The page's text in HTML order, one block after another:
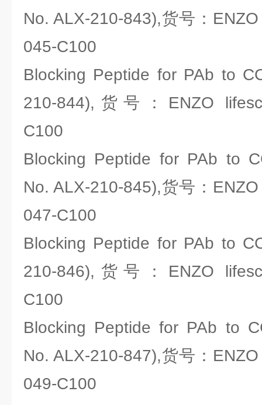
No. ALX-210-843),货号：
045-C100
Blocking Peptide for PAb to
210-844),货号：ENZO
C100
Blocking Peptide for PAb to
No. ALX-210-845),货号：
047-C100
Blocking Peptide for PAb to
210-846),货号：ENZO
C100
Blocking Peptide for PAb to
No. ALX-210-847),货号：
049-C100